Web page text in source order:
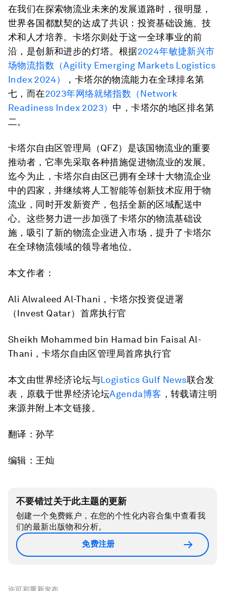
在我们在探索物流业未来的发展道路时，很明显，
世界各国都默契的达成了共识：投资基础设施、技
术和人才培养。卡塔尔则处于这一全球事业的前
沿，是创新和进步的灯塔。根据2024年敏捷新兴市
场物流指数（Agility Emerging Markets Logistics
Index 2024）
，卡塔尔的物流能力在全球排名第
七，而在2023年网络就绪指数（Network
Readiness Index 2023） 中，卡塔尔的地区排名第
二。
卡塔尔自由区管理局（QFZ）是该国物流业的重要
推动者，它率先采取各种措施促进物流业的发展。
迄今为止，卡塔尔自由区已拥有全球十大物流企业
中的四家，并继续将人工智能等创新技术应用于物
流业，同时开发新资产，包括全新的区域配送中
心。这些努力进一步加强了卡塔尔的物流基础设
施，吸引了新的物流企业进入市场，提升了卡塔尔
在全球物流领域的领导者地位。
本文作者：
Ali Alwaleed Al-Thani，卡塔尔投资促进署
（Invest Qatar）首席执行官
Sheikh Mohammed bin Hamad bin Faisal Al-
Thani，卡塔尔自由区管理局首席执行官
本文由世界经济论坛与Logistics Gulf News联合发
表，原载于世界经济论坛Agenda博客 ，转载请注明
来源并附上本文链接。
翻译：孙芊
编辑：王灿
不要错过关于此主题的更新
创建一个免费账户，在您的个性化内容合集中查看我
们的最新出版物和分析。
免费注册
许可和重新发布